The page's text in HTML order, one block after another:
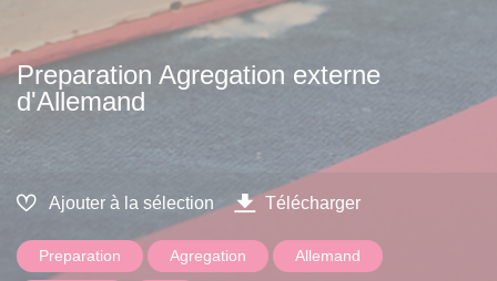
Preparation Agregation externe
d'Allemand
Ajouter à la sélection Télécharger
Preparation Agregation Allemand